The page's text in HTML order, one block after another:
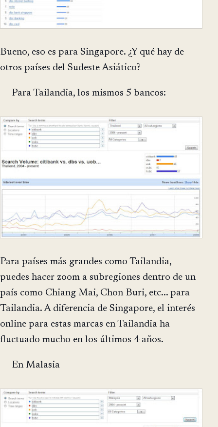
Bueno, eso es para Singapore. ¿Y qué hay de
otros países del Sudeste Asiático?
Para Tailandia, los mismos 5 bancos:
Para países más grandes como Tailandia,
puedes hacer zoom a subregiones dentro de un
país como Chiang Mai, Chon Buri, etc... para
Tailandia. A diferencia de Singapore, el interés
online para estas marcas en Tailandia ha
fluctuado mucho en los últimos 4 años.
En Malasia